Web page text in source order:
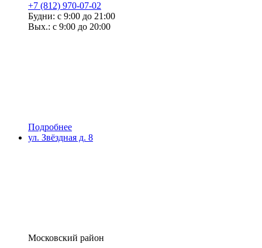
+7 (812) 970-07-02
Будни: с 9:00 до 21:00
Вых.: с 9:00 до 20:00
Подробнее
ул. Звёздная д. 8
Московский район